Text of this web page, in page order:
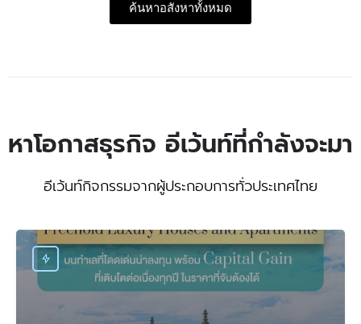
ค้นหาอสังหาทั้งหมด
หาโอกาสธุรกิจ อีเว้นท์ที่กำลังจะมา
อีเว้นท์กิจกรรมจากผู้ประกอบการทั่วประเทศไทย